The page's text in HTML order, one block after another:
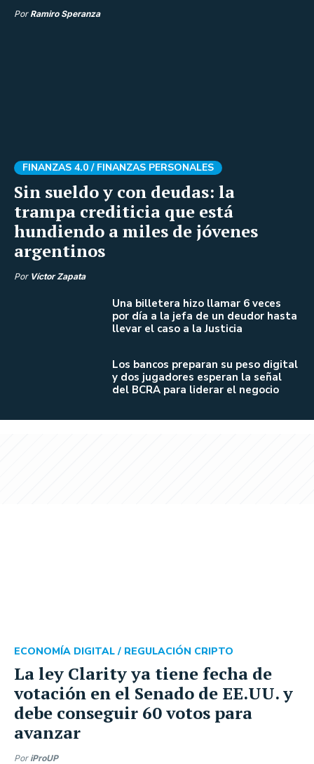
Por Ramiro Speranza
Sin sueldo y con deudas: la
trampa crediticia que está
hundiendo a miles de jóvenes
argentinos
FINANZAS 4.0 / FINANZAS PERSONALES
Por Víctor Zapata
Una billetera hizo llamar 6 veces
por día a la jefa de un deudor hasta
llevar el caso a la Justicia
Los bancos preparan su peso digital
y dos jugadores esperan la señal
del BCRA para liderar el negocio
La ley Clarity ya tiene fecha de
votación en el Senado de EE.UU. y
debe conseguir 60 votos para
avanzar
ECONOMÍA DIGITAL / REGULACIÓN CRIPTO
Por iProUP